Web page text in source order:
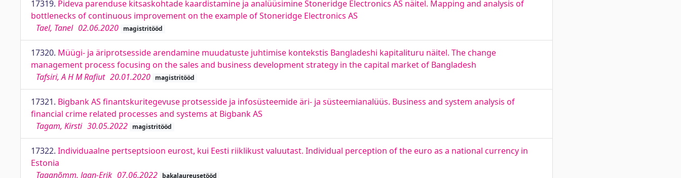
17319. Pideva parenduse kitsaskohtade kaardistamine ja analüüsimine Stoneridge Electronics AS näitel. Mapping and analysis of
bottlenecks of continuous improvement on the example of Stoneridge Electronics AS
Tael, Tanel 02.06.2020 magistritööd
17320. Müügi- ja äriprotsesside arendamine muudatuste juhtimise kontekstis Bangladeshi kapitalituru näitel. The change
management process focusing on the sales and business development strategy in the capital market of Bangladesh
Tafsiri, A H M Rafiut 20.01.2020 magistritööd
17321. Bigbank AS finantskuritegevuse protsesside ja infosüsteemide äri- ja süsteemianalüüs. Business and system analysis of
financial crime related processes and systems at Bigbank AS
Tagam, Kirsti 30.05.2022 magistritööd
17322. Individuaalne pertseptsioon eurost, kui Eesti riiklikust valuutast. Individual perception of the euro as a national currency in
Estonia
Taganõmm, Jaan-Erik 07.06.2022 bakalaureusetööd